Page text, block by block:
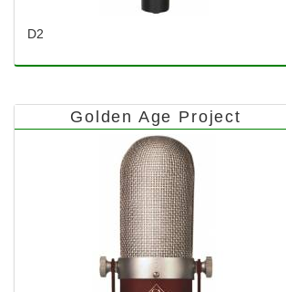
D2
Golden Age Project